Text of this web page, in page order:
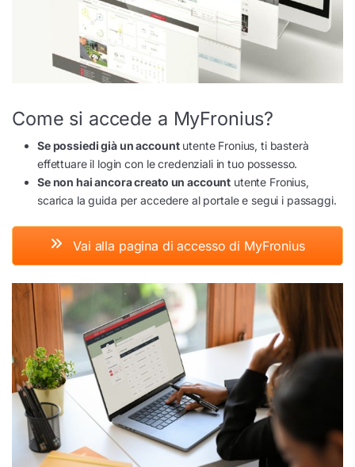
Come si accede a MyFronius?
Se possiedi già un accountutente Fronius, ti basterà
effettuare il login con le credenziali in tuo possesso.
Se non hai ancora creato un account utente Fronius,
scarica la guida per accedere al portale e segui i passaggi.
Vai alla pagina di accesso di MyFronius